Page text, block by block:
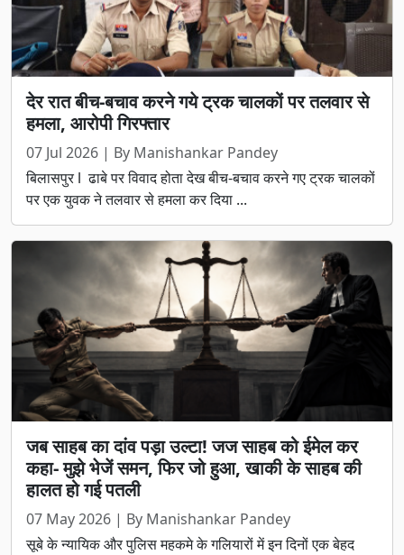
देर रात बीच-बचाव करने गये ट्रक चालकों पर तलवार से
हमला, आरोपी गिरफ्तार
07 Jul 2026 | By Manishankar Pandey
बिलासपुर l ढाबे पर विवाद होता देख बीच-बचाव करने गए ट्रक चालकों
पर एक युवक ने तलवार से हमला कर दिया ...
जब साहब का दांव पड़ा उल्टा! जज साहब को ईमेल कर
कहा- मुझे भेजें समन, फिर जो हुआ, खाकी के साहब की
हालत हो गई पतली
07 May 2026 | By Manishankar Pandey
सूबे के न्यायिक और पुलिस महकमे के गलियारों में इन दिनों एक बेहद